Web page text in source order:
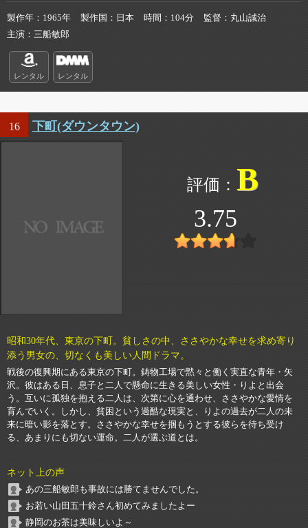
製作年 1965年 製作国 日本 時間 104分 監督
丸山誠治
主演
三船敏郎
レンタル レンタル
16 下町(ダウンタウン)
B
3.75
昭和30年代、東京の下町。貧しさの中、ささやかな幸せを求め寄り
添う男女の、切なくも美しい人間ドラマ。
戦後の復興期にある東京の下町。鋳物工場で黙々と働く実直な青年・矢
沢。彼はある日、息子と二人で懸命に生きる美しい女性・りよと出会
う。互いに孤独を抱える二人は、次第に心を通わせ、ささやかな愛情を
育んでいく。しかし、貧困という過酷な現実と、りよの過去が二人の未
来に暗い影を落とす。ささやかな幸せを掴もうとする彼らを待ち受け
る、あまりにも切ない運命。二人が選ぶ道とは。
ネット上の声
あの三船敏郎も事故には勝てませんでした。
お若い山田五十鈴さん初めてみましたよー
静岡のお茶は美味しいよ～